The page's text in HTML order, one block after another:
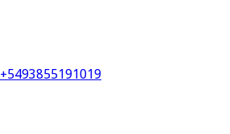
+5493855191019